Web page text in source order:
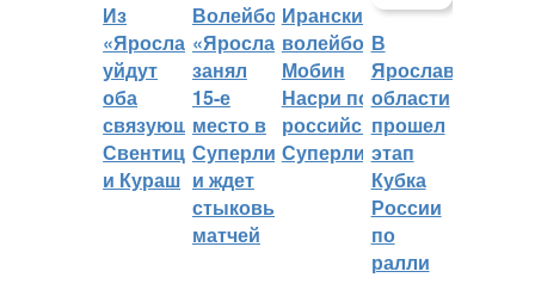
Из
«Ярославича»
уйдут
оба
связующих:
Свентицкис
и Кураш
Волейбольный
«Ярославич»
занял
15-е
место в
Суперлиге
и ждет
стыковых
матчей
Иранский
волейболист
Мобин
Насри покинет
российскую
Суперлигу
В
Ярославской
области
прошел
этап
Кубка
России
по
ралли